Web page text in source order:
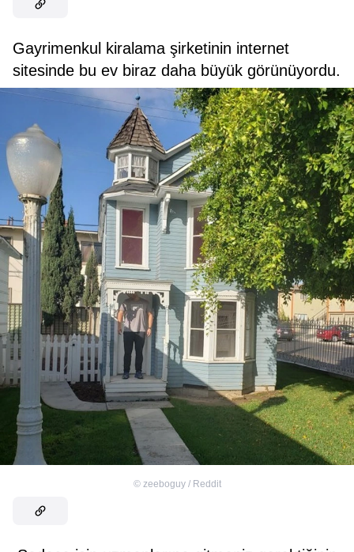
Gayrimenkul kiralama şirketinin internet
sitesinde bu ev biraz daha büyük görünüyordu.
© zeeboguy / Reddit